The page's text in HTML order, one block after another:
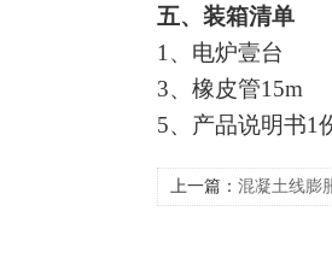
五、装箱清单
1 、电炉壹
3、橡皮管
5、产品说明书1
上一篇： 混凝土线膨